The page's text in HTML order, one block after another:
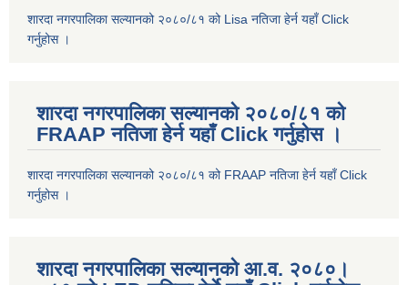
शारदा नगरपालिका सल्यानको २०८०/८१ को Lisa नतिजा हेर्न यहाँ Click
गर्नुहोस ।
शारदा नगरपालिका सल्यानको २०८०/८१ को
FRAAP नतिजा हेर्न यहाँ Click गर्नुहोस ।
शारदा नगरपालिका सल्यानको २०८०/८१ को FRAAP नतिजा हेर्न यहाँ Click
गर्नुहोस ।
शारदा नगरपालिका सल्यानको आ.व. २०८०।